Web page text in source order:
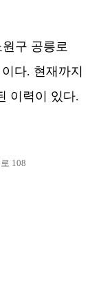
구 공릉로
다. 현재까지
이력이 있다.
108